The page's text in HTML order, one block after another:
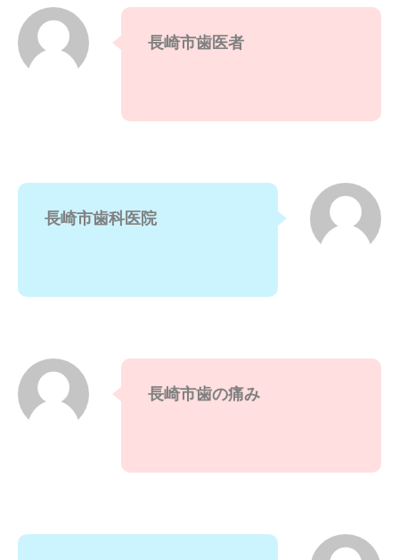
長崎市歯医者
長崎市歯科医院
長崎市歯の痛み